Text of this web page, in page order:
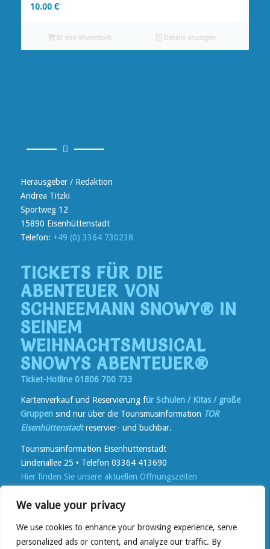
We value your privacy
We use cookies to enhance your browsing experience, serve
personalized ads or content, and analyze our traffic. By
10.00 €
In den Warenkorb Details anzeigen
Herausgeber / Redaktion
Andrea Titzki
Sportweg 12
15890 Eisenhüttenstadt
Telefon: +49 (0) 3364 730238
TICKETS FÜR DIE
ABENTEUER VON
SCHNEEMANN SNOWY® IN
SEINEM
WEIHNACHTSMUSICAL
SNOWYS ABENTEUER®
Ticket-Hotline 01806 700 733
Kartenverkauf und Reservierung für Schulen / Kitas / große
Gruppensind nur über die Tourismusinformation TOR
Eisenhüttenstadt reservier- und buchbar.
Tourismusinformation Eisenhüttenstadt
Lindenallee 25 • Telefon 03364 413690
Hier finden Sie unsere aktuellen Öffnungszeiten
Lindenallee